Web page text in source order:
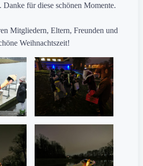
Danke für diese schönen Momente.
Mitgliedern, Eltern, Freunden und
Weihnachtszeit!